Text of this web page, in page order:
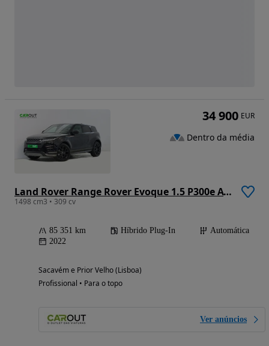
Land Rover Range Rover Evoque 1.5 P300e AWD R-Dynamic S Auto
1498 cm3 • 309 cv
85 351 km Híbrido Plug-In
Automática
2022
Sacavém e Prior Velho (Lisboa)
Profissional • Para o topo
Ver anúncios
34 900 EUR
Dentro da média